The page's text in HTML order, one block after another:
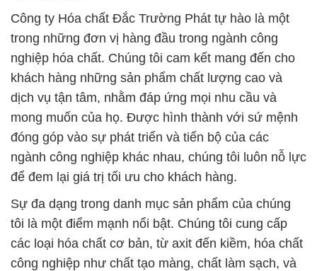
Công ty Hóa chất Đắc Trường Phát tự hào là một
trong những đơn vị hàng đầu trong ngành công
nghiệp hóa chất. Chúng tôi cam kết mang đến cho
khách hàng những sản phẩm chất lượng cao và
dịch vụ tận tâm, nhằm đáp ứng mọi nhu cầu và
mong muốn của họ. Được hình thành với sứ mệnh
đóng góp vào sự phát triển và tiến bộ của các
ngành công nghiệp khác nhau, chúng tôi luôn nỗ lực
để đem lại giá trị tối ưu cho khách hàng.
Sự đa dạng trong danh mục sản phẩm của chúng
tôi là một điểm mạnh nổi bật. Chúng tôi cung cấp
các loại hóa chất cơ bản, từ axit đến kiềm, hóa chất
công nghiệp như chất tạo màng, chất làm sạch, và